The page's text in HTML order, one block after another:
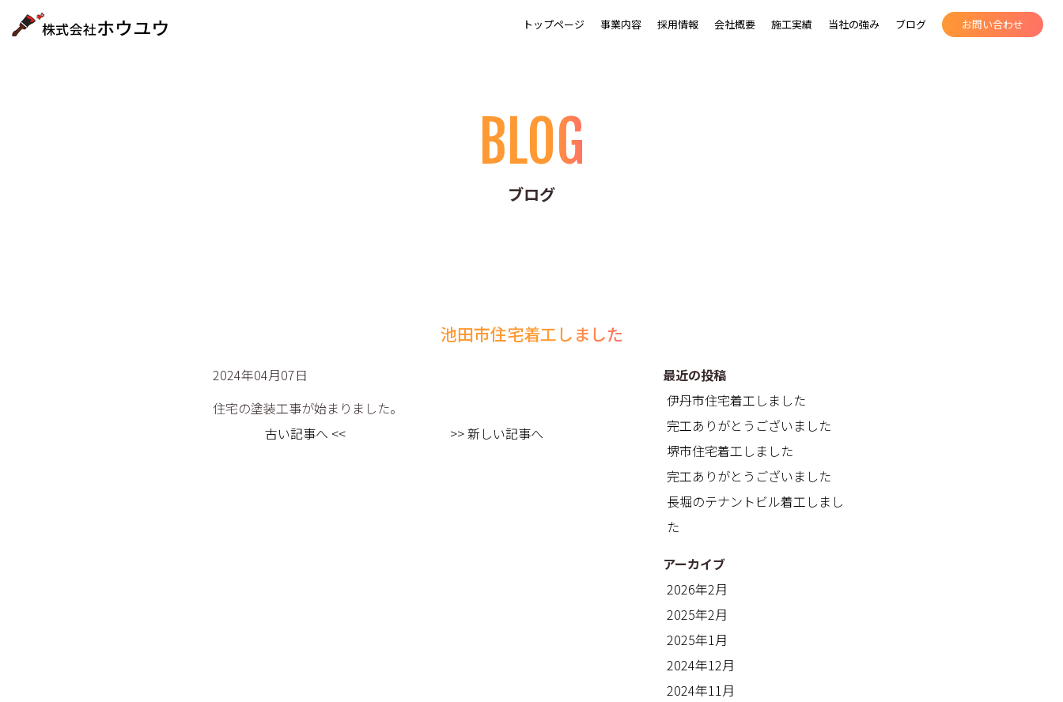
トップページ 事業内容 採用情報 会社概要 施工実績 当社の強み ブログ お問い合わせ
BLOG
ブログ
池田市住宅着工しました
2024年04月07日
住宅の塗装工事が始まりました。
古い記事へ <<
>> 新しい記事へ
最近の投稿
伊丹市住宅着工しました
完工ありがとうございました
堺市住宅着工しました
完工ありがとうございました
長堀のテナントビル着工しまし
た
アーカイブ
2026年2月
2025年2月
2025年1月
2024年12月
2024年11月